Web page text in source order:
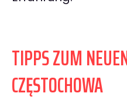
TIPPS ZUM
CZĘSTOCHOWA